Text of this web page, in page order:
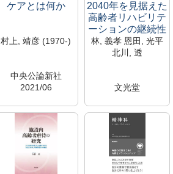
ケアとは何か
村上, 靖彦 (1970-)
中央公論新社
2021/06
1003561
遠山研究室（453研
究室）
専有資料のため閲覧
不可
広尾研究室
2040年を見据えた
高齢者リハビリテ
ーションの継続性
林, 義孝 恩田, 光平
北川, 透
文光堂
WT/166/N
0111512
新着図書コーナー
所蔵中
広尾館